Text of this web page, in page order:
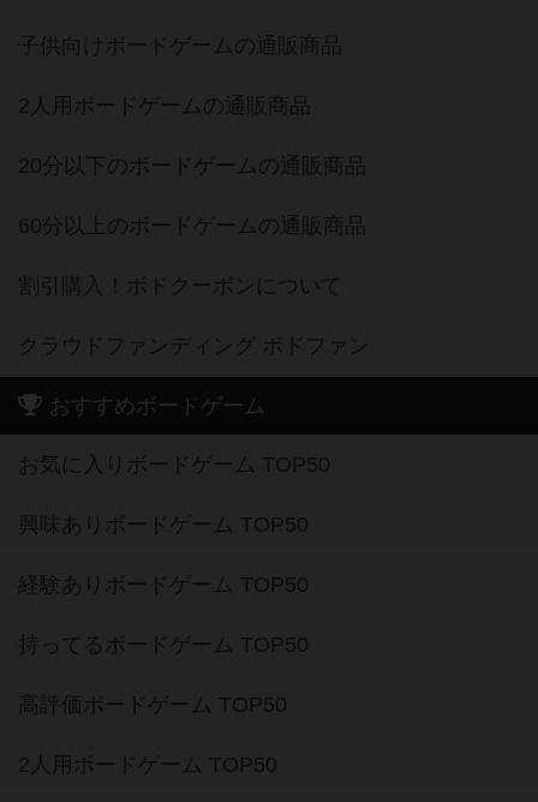
子供向けボードゲームの通販商品
2人用ボードゲームの通販商品
20分以下のボードゲームの通販商品
60分以上のボードゲームの通販商品
割引購入！ボドクーポンについて
クラウドファンディング ボドファン
おすすめボードゲーム
お気に入りボードゲーム TOP50
興味ありボードゲーム TOP50
経験ありボードゲーム TOP50
持ってるボードゲーム TOP50
高評価ボードゲーム TOP50
2人用ボードゲーム TOP50